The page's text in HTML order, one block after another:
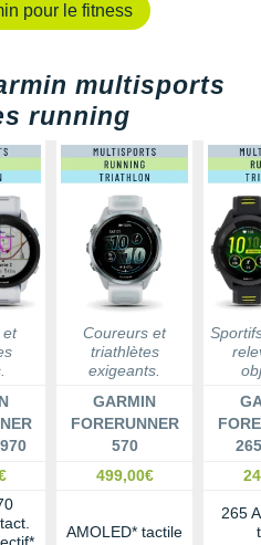
pour le fitness
multisports
running
et
Coureurs et
triathlètes
exigeants.
GARMIN
FORERUNNER
570
499,00€
AMOLED* tactile
265